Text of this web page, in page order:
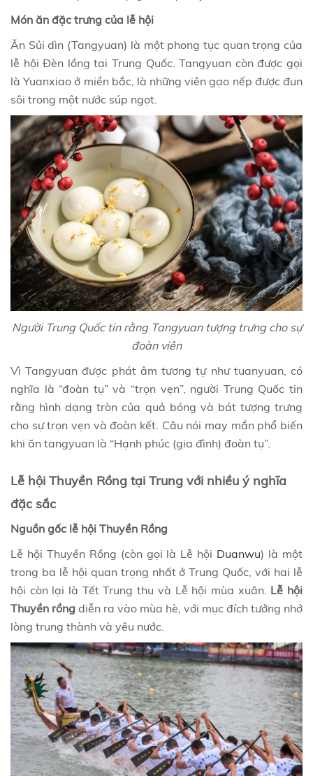
Món ăn đặc trưng của lễ hội
Ăn Sủi dìn (Tangyuan) là một phong tục quan trọng của
lễ hội Đèn lồng tại Trung Quốc. Tangyuan còn được gọi
là Yuanxiao ở miền bắc, là những viên gạo nếp được đun
sôi trong một nước súp ngọt.
Người Trung Quốc tin rằng Tangyuan tượng trưng cho sự
đoàn viên
Vì Tangyuan được phát âm tương tự như tuanyuan, có
nghĩa là “đoàn tụ” và “trọn vẹn”, người Trung Quốc tin
rằng hình dạng tròn của quả bóng và bát tượng trưng
cho sự trọn vẹn và đoàn kết. Câu nói may mắn phổ biến
khi ăn tangyuan là “Hạnh phúc (gia đình) đoàn tụ”.
Lễ hội Thuyền Rồng tại Trung với nhiều ý nghĩa
đặc sắc
Nguồn gốc lễ hội Thuyền Rồng
Lễ hội Thuyền Rồng (còn gọi là Lễ hội Duanwu) là một
trong ba lễ hội quan trọng nhất ở Trung Quốc, với hai lễ
hội còn lại là Tết Trung thu và Lễ hội mùa xuân. Lễ hội
Thuyền rồng diễn ra vào mùa hè, với mục đích tưởng nhớ
lòng trung thành và yêu nước.